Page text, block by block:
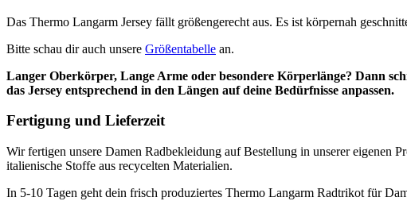
Das Thermo Langarm Jersey fällt größengerecht aus. Es ist körpernah
Bitte schau dir auch unsere Größentabelle an.
Langer Oberkörper, Lange Arme oder besondere Körperlänge? Dann
das Jersey entsprechend in den Längen auf deine Bedürfnisse anpassen.
Fertigung und Lieferzeit
Wir fertigen unsere Damen Radbekleidung auf Bestellung in unserer eigenen
italienische Stoffe aus recycelten Materialien.
In 5-10 Tagen geht dein frisch produziertes Thermo Langarm Radtrikot für